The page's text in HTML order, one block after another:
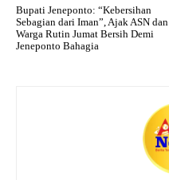
Bupati Jeneponto: “Kebersihan
Sebagian dari Iman”, Ajak ASN dan
Warga Rutin Jumat Bersih Demi
Jeneponto Bahagia